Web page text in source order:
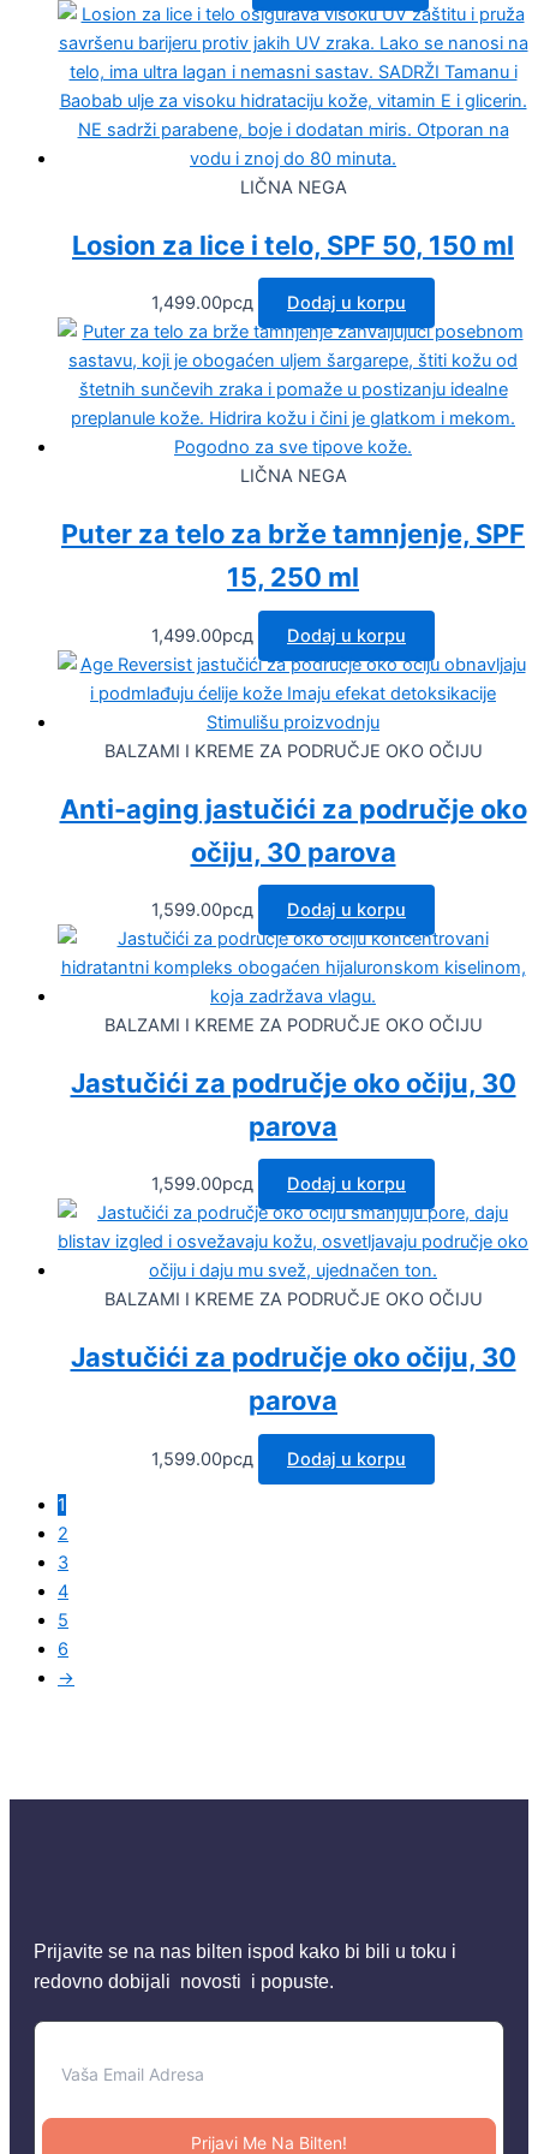
LIČNA NEGA
Losion za lice i telo, SPF 50, 150 ml
1,499.00рсд Dodaj u korpu
LIČNA NEGA
Puter za telo za brže tamnjenje, SPF
15, 250 ml
1,499.00рсд Dodaj u korpu
BALZAMI I KREME ZA PODRUČJE OKO OČIJU
Anti-aging jastučići za područje oko
očiju, 30 parova
1,599.00рсд Dodaj u korpu
BALZAMI I KREME ZA PODRUČJE OKO OČIJU
Jastučići za područje oko očiju, 30
parova
1,599.00рсд Dodaj u korpu
BALZAMI I KREME ZA PODRUČJE OKO OČIJU
Jastučići za područje oko očiju, 30
parova
1,599.00рсд Dodaj u korpu
1
2
3
4
5
6
→
Prijavite se na nas bilten ispod kako bi bili u toku i
redovno dobijali novosti i popuste.
Prijavi Me Na Bilten!